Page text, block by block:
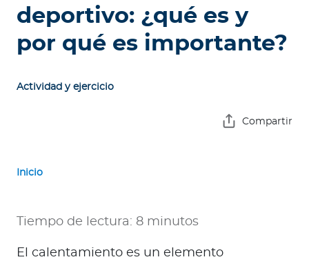
A
deportivo: ¿qué es y
por qué es importante?
Actividad y ejercicio
Compartir
Inicio
Tiempo de lectura: 8 minutos
El calentamiento es un elemento